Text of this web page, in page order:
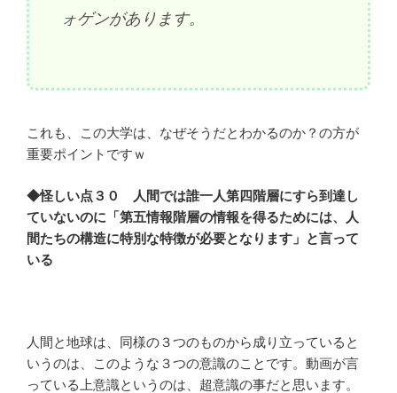
ォゲンがあります。
これも、この大学は、なぜそうだとわかるのか？の方が
重要ポイントですｗ
◆怪しい点３０ 人間では誰一人第四階層にすら到達し
ていないのに「第五情報階層の情報を得るためには、人
間たちの構造に特別な特徴が必要となります」と言って
いる
人間と地球は、同様の３つのものから成り立っていると
いうのは、このような３つの意識のことです。動画が言
っている上意識というのは、超意識の事だと思います。